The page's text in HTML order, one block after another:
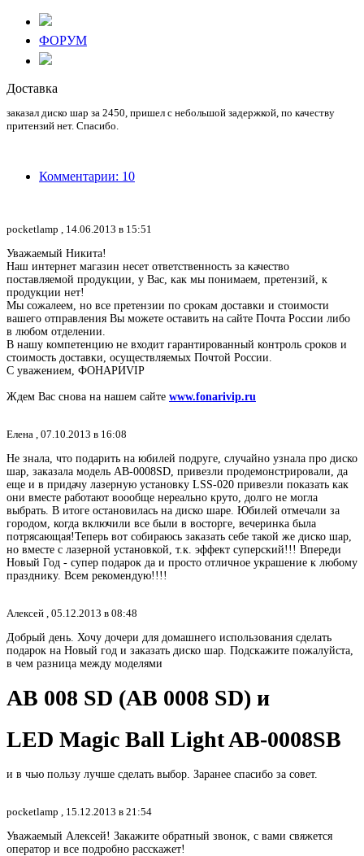
ФОРУМ
Доставка
заказал диско шар за 2450, пришел с небольшой задержкой, по качеству
притензий нет. Спасибо.
Комментарии: 10
pocketlamp , 14.06.2013 в 15:51
Уважаемый Никита!
Наш интернет магазин несет ответственность за качество
поставляемой продукции, у Вас, как мы понимаем, претензий, к
продукции нет!
Мы сожалеем, но все претензии по срокам доставки и стоимости
вашего отправления Вы можете оставить на сайте Почта России либо
в любом отделении.
В нашу компетенцию не входит гарантированный контроль сроков и
стоимость доставки, осуществляемых Почтой России.
С уважением, ФОНАРИVIP
Ждем Вас снова на нашем сайте www.fonarivip.ru
Елена , 07.10.2013 в 16:08
Не знала, что подарить на юбилей подруге, случайно узнала про диско
шар, заказала модель AB-0008SD, привезли продемонстрировали, да
еще и в придачу лазерную установку LSS-020 привезли показать как
они вместе работают воообще нереально круто, долго не могла
выбрать. В итоге остановилась на диско шаре. Юбилей отмечали за
городом, когда включили все были в восторге, вечеринка была
потрясающая!Теперь вот собираюсь заказать себе такой же диско шар,
но вместе с лазерной установкой, т.к. эффект суперский!!! Впереди
Новый Год - супер подарок да и просто отличное украшение к любому
празднику. Всем рекомендую!!!!
Алексей , 05.12.2013 в 08:48
Добрый день. Хочу дочери для домашнего использования сделать
подарок на Новый год и заказать диско шар. Подскажите пожалуйста,
в чем разница между моделями
AB 008 SD (AB 0008 SD) и
LED Magic Ball Light AB-0008SB
и в чью пользу лучше сделать выбор. Заранее спасибо за совет.
pocketlamp , 15.12.2013 в 21:54
Уважаемый Алексей! Закажите обратный звонок, с вами свяжется
оператор и все подробно расскажет!